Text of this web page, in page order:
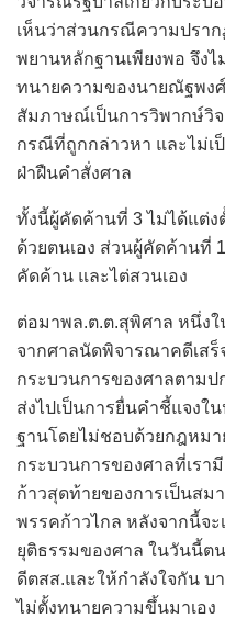
เห็นว่าส่วนกรณีความปรา
พยานหลักฐานเพียงพอ จึงไ
ทนายความของนายณัฐพง
สัมภาษณ์เป็นการวิพากษ์วิ
กรณีที่ถูกกล่าวหา และไม่เ
ฝ่าฝืนคำสั่งศาล
ทั้งนี้ผู้คัดค้านที่ 3 ไม่ได้แต่
ด้วยตนเอง ส่วนผู้คัดค้านที่
คัดค้าน และไต่สวนเอง
ต่อมาพล.ต.ต.สุพิศาล หนึ่ง
จากศาลนัดพิจารณาคดีเส
กระบวนการของศาลตาม
ส่งไปเป็นการยื่นคำชี้แจงใ
ฐานโดยไม่ชอบด้วยกฎหม
กระบวนการของศาลที่เรา
ก้าวสุดท้ายของการเป็นส
พรรคก้าวไกล หลังจากนี้จ
ยุติธรรมของศาล ในวันนี้ต
ดีตสส.และให้กำลังใจกัน บ
ไม่ตั้งทนายความขึ้นมาเอง